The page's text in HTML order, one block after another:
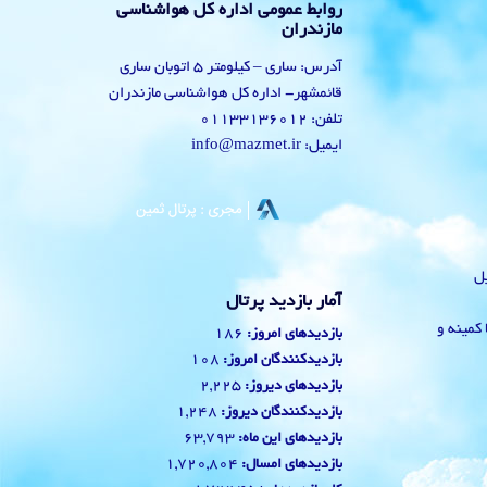
با کمینه و
روابط عمومی اداره کل هواشناسی
مازندران
آدرس: ساری – کیلومتر 5 اتوبان ساری
قائمشهر- اداره کل هواشناسی مازندران
تلفن: 01133136012
ایمیل: info@mazmet.ir
آمار بازدید پرتال
بازدیدهای امروز: 186
بازدیدکنندگان امروز: 108
بازدیدهای دیروز: 2,225
بازدیدکنندگان دیروز: 1,248
بازدیدهای این ماه: 63,793
بازدیدهای امسال: 1,720,804